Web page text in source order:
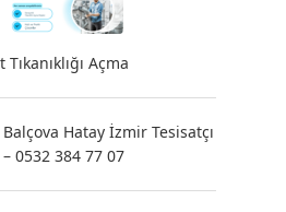
Açma
Balçova Hatay İzmir Tesisatçı
– 0532 384 77 07